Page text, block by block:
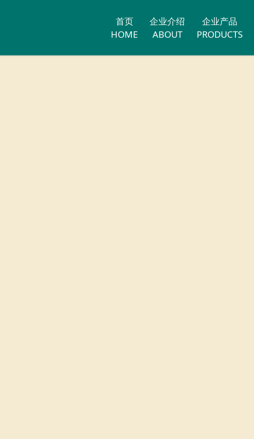
首页
HOME
企业介绍
ABOUT
企业产品
PRODUCTS